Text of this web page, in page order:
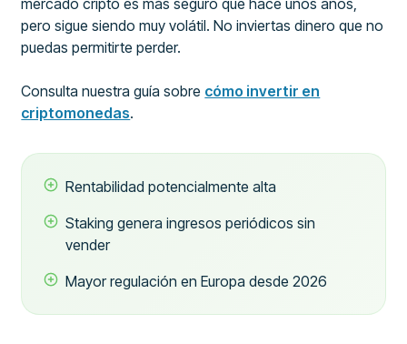
mercado cripto es más seguro que hace unos años,
pero sigue siendo muy volátil. No inviertas dinero que no
puedas permitirte perder.
Consulta nuestra guía sobre cómo invertir en
criptomonedas.
Rentabilidad potencialmente alta
Staking genera ingresos periódicos sin
vender
Mayor regulación en Europa desde 2026